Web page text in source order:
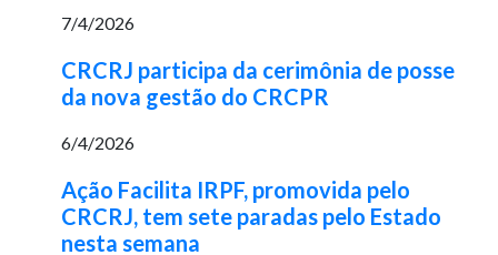
7/4/2026
CRCRJ participa da cerimônia de posse
da nova gestão do CRCPR
6/4/2026
Ação Facilita IRPF, promovida pelo
CRCRJ, tem sete paradas pelo Estado
nesta semana